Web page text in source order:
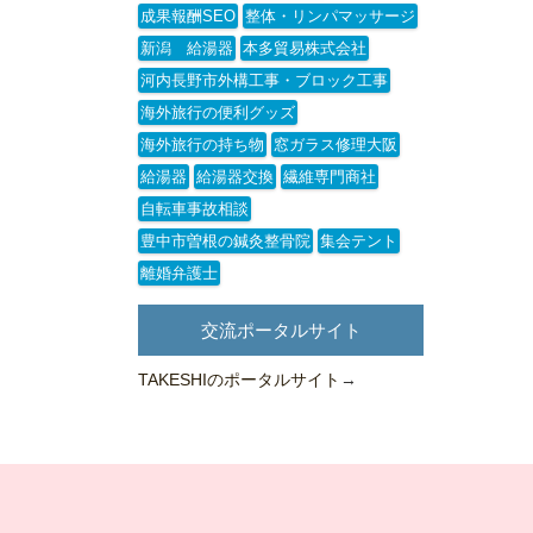
成果報酬SEO 整体・リンパマッサージ
新潟 給湯器 本多貿易株式会社
河内長野市外構工事・ブロック工事
海外旅行の便利グッズ
海外旅行の持ち物
窓ガラス修理大阪
給湯器 給湯器交換 繊維専門商社
自転車事故相談
豊中市曽根の鍼灸整骨院 集会テント
離婚弁護士
交流ポータルサイト
TAKESHIのポータルサイト →